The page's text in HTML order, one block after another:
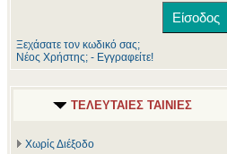
Ξεχάσατε τον κωδικό σας;
Νέος Χρήστης; - Εγγραφείτε!
ΤΕΛΕΥΤΑΙΕΣ ΤΑΙΝΙΕΣ
Χωρίς Διέξοδο